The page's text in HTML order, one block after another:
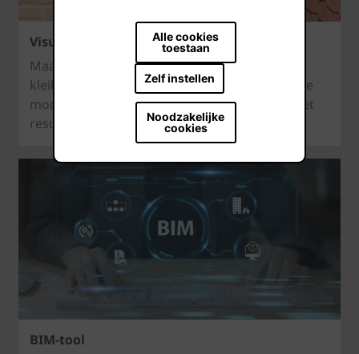
Alle cookies
toestaan
Zelf instellen
Noodzakelijke
cookies
Visualisatietool
Maak eindeloze combinaties van gevel-,
kleiklinker- en daktexturen op de verschillende
modelwoningen in onze visualisatietool tot het
resultaat aan uw wensen voldoet.
BIM-tool